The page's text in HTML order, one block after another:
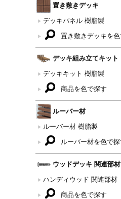
置き敷きデッキ
デッキパネル 樹脂製
置き敷きデッキを
デッキ組み立てキット
デッキキット 樹脂製
商品を色で探す
ルーバー材
ルーバー材 樹脂製
ルーバー材を色で探
ウッドデッキ 関連部材
ハンディウッド 関連部材
商品を色で探す